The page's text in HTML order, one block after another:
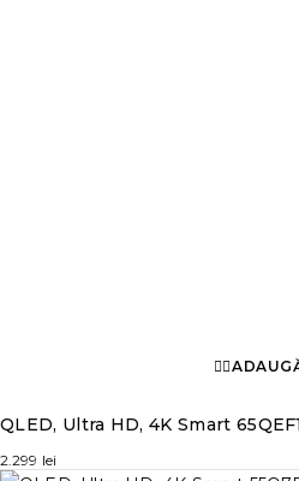
QLED, Ultra HD, 4K Smart
2.299 lei